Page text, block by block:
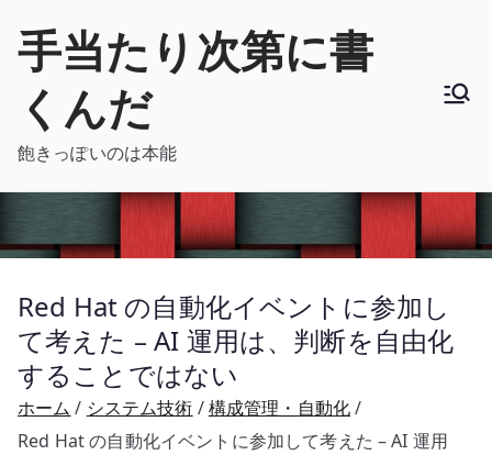
手当たり次第に書
くんだ
飽きっぽいのは本能
Red Hat の自動化イベントに参加し
て考えた – AI 運用は、判断を自由化
することではない
ホーム システム技術
構成管理・自動化
Red Hat の自動化イベントに参加して考えた – AI 運用